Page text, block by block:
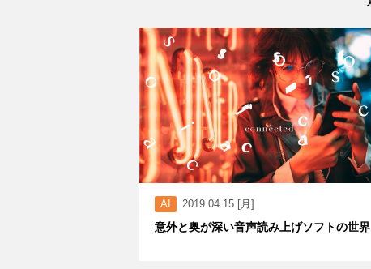
AI 2019.04.15 [月]
意外と奥が深い音声読み上げソフトの世界